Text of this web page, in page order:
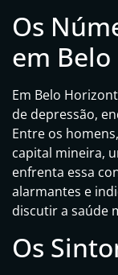
Os
em
Em Belo
de depressão,
Entre os
capital mineira,
enfrenta essa
alarmantes e
discutir a saúde
Os